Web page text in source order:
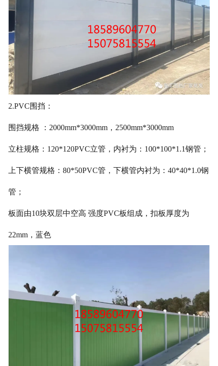
2.PVC围挡：
围挡规格 ：2000mm*3000mm，2500mm*3000mm
立柱规格：120*120PVC立管，内衬为：100*100*1.1钢管；
上下横管规格：80*50PVC管，下横管内衬为：40*40*1.0钢
管；
板面由10块双层中空高 强度PVC板组成，扣板厚度为
22mm，蓝色